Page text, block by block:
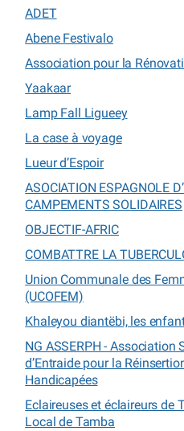
ADET
Abene Festivalo
Association pour la
Yaakaar
Lamp Fall Ligueey
La case à voyage
Lueur d’Espoir
ASOCIATION ESPAGNOLE
CAMPEMENTS SOLIDAIRES
OBJECTIF-AFRIC
COMBATTRE LA
Union Communale des
(UCOFEM)
Khaleyou diantëbi, les
NG ASSERPH - Association
d’Entraide pour la
Handicapées
Eclaireuses et éclaireurs de
Local de Tamba